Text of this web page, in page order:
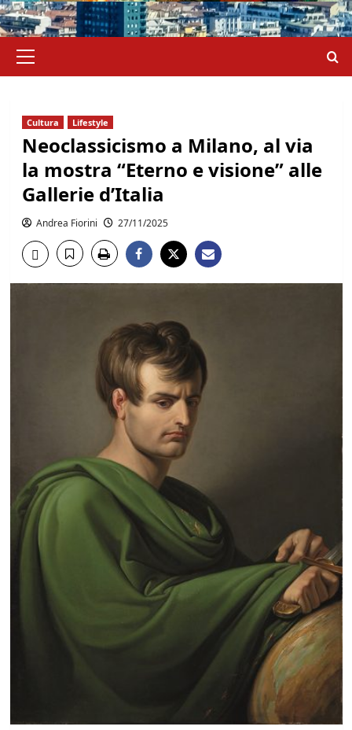
principale
Cultura Lifestyle
Neoclassicismo a Milano, al via
la mostra “Eterno e visione” alle
Gallerie d’Italia
Andrea Fiorini 27/11/2025